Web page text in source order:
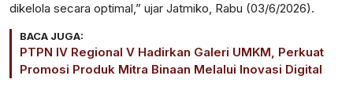
dikelola secara optimal,” ujar Jatmiko, Rabu (03/6/2026).
BACA JUGA:
PTPN IV Regional V Hadirkan Galeri UMKM, Perkuat
Promosi Produk Mitra Binaan Melalui Inovasi Digital